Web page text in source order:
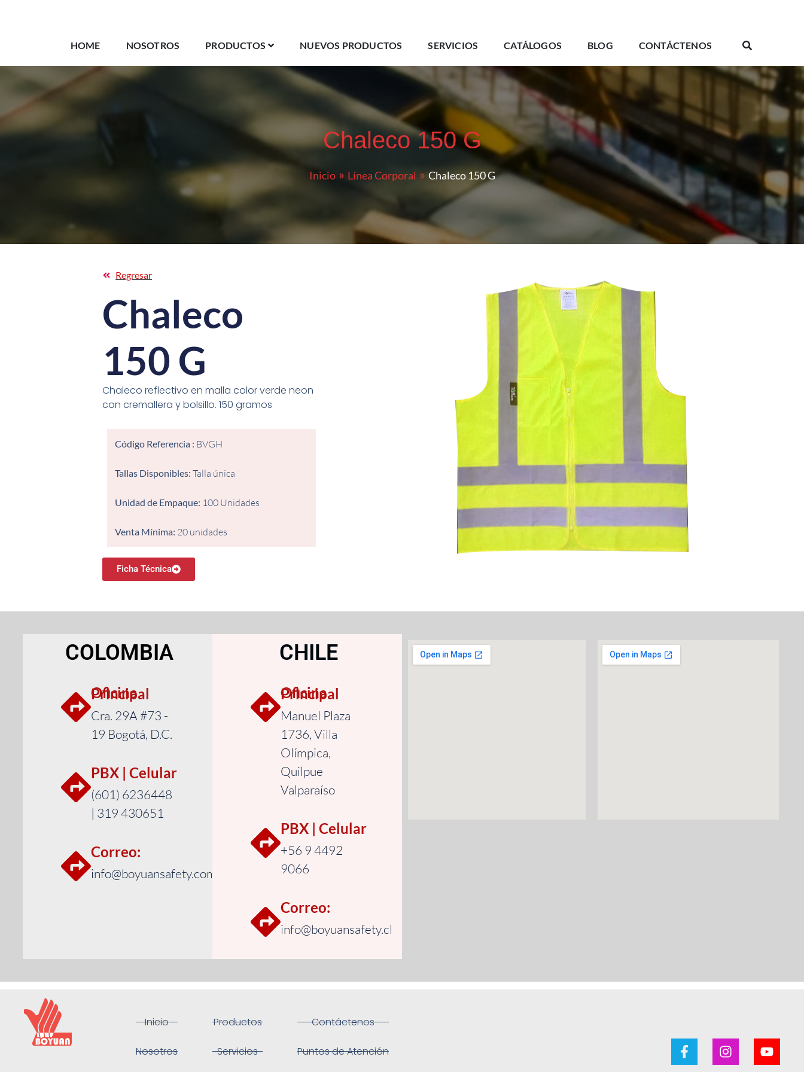
HOME NOSOTROS PRODUCTOS NUEVOS PRODUCTOS SERVICIOS CATÁLOGOS BLOG CONTÁCTENOS
Chaleco 150 G
Inicio Línea Corporal Chaleco 150 G
Chaleco
150 G
Chaleco reflectivo en malla color verde neon
con cremallera y bolsillo. 150 gramos
Código Referencia : BVGH
Tallas Disponibles: Talla única
Unidad de Empaque: 100 Unidades
Venta Mínima: 20 unidades
Ficha Técnica
Regresar
COLOMBIA
Oficina Principal
Cra. 29A #73 -
19 Bogotá, D.C.
PBX | Celular
(601) 6236448
| 319 430651
Correo:
info@boyuansafety.com
CHILE
Oficina Principal
Manuel Plaza
1736, Villa
Olímpica,
Quilpue
Valparaíso
PBX | Celular
+56 9 4492
9066
Correo:
info@boyuansafety.cl
Inicio
Nosotros
Productos
Servicios
Contáctenos
Puntos de Atención